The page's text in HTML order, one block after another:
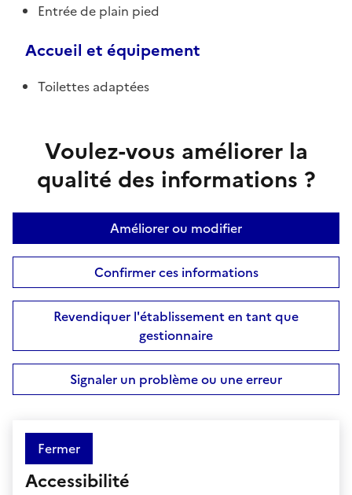
Entrée de plain pied
Accueil et équipement
Toilettes adaptées
Voulez-vous améliorer la
qualité des informations ?
Améliorer ou modifier
Confirmer ces informations
Revendiquer l'établissement en tant que
gestionnaire
Signaler un problème ou une erreur
Fermer
Accessibilité